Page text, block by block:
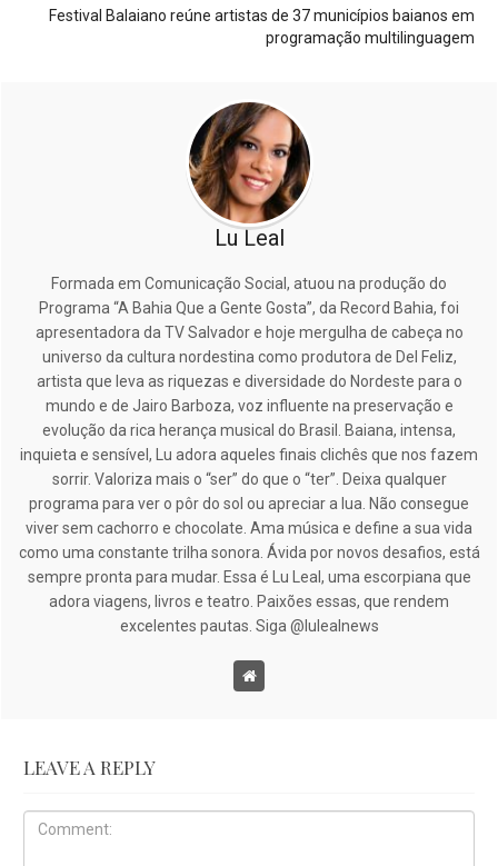
Festival Balaiano reúne artistas de 37 municípios baianos em
programação multilinguagem
Lu Leal
Formada em Comunicação Social, atuou na produção do
Programa “A Bahia Que a Gente Gosta”, da Record Bahia, foi
apresentadora da TV Salvador e hoje mergulha de cabeça no
universo da cultura nordestina como produtora de Del Feliz,
artista que leva as riquezas e diversidade do Nordeste para o
mundo e de Jairo Barboza, voz influente na preservação e
evolução da rica herança musical do Brasil. Baiana, intensa,
inquieta e sensível, Lu adora aqueles finais clichês que nos fazem
sorrir. Valoriza mais o “ser” do que o “ter”. Deixa qualquer
programa para ver o pôr do sol ou apreciar a lua. Não consegue
viver sem cachorro e chocolate. Ama música e define a sua vida
como uma constante trilha sonora. Ávida por novos desafios, está
sempre pronta para mudar. Essa é Lu Leal, uma escorpiana que
adora viagens, livros e teatro. Paixões essas, que rendem
excelentes pautas. Siga @lulealnews
LEAVE A REPLY